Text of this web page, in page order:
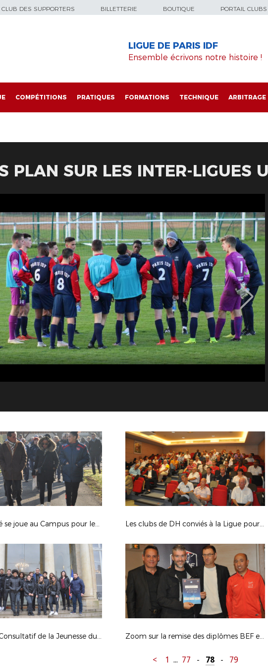
CLUB DES SUPPORTERS BILLETTERIE BOUTIQUE PORTAIL CLUBS
LIGUE DE PARIS IDF
Ensemble écrivons notre histoire !
COMPÉTITIONS PRATIQUES FORMATIONS TECHNIQUE ARBITRAGE
PLAN SUR LES INTER-LIGUES
La solidarité se joue au Campus pour les clubs franciliens Les clubs de DH conviés à la Ligue pour la nouvelle saison
Le Conseil Consultatif de la Jeunesse du District du 93 en visite à l’Elysée Zoom sur la remise des diplômes BEF et BMF à la Ligue
< 1 ... 77 - 78 - 79